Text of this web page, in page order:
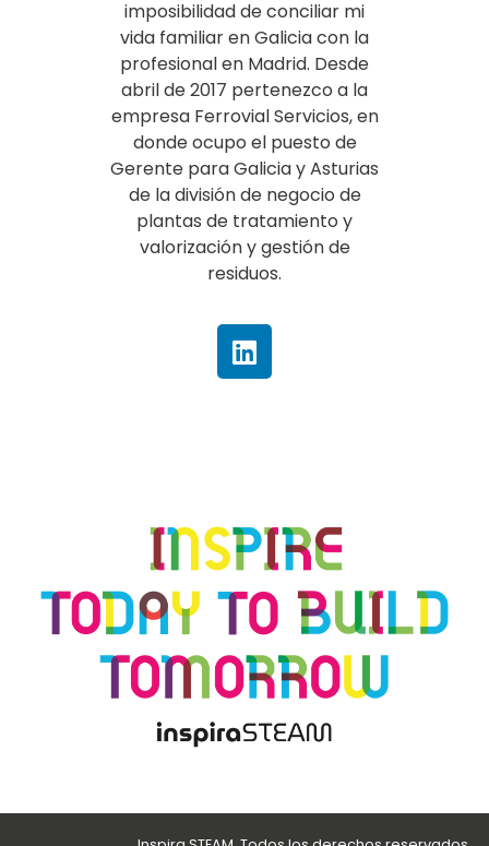
imposibilidad de conciliar mi
vida familiar en Galicia con la
profesional en Madrid. Desde
abril de 2017 pertenezco a la
empresa Ferrovial Servicios, en
donde ocupo el puesto de
Gerente para Galicia y Asturias
de la división de negocio de
plantas de tratamiento y
valorización y gestión de
residuos.